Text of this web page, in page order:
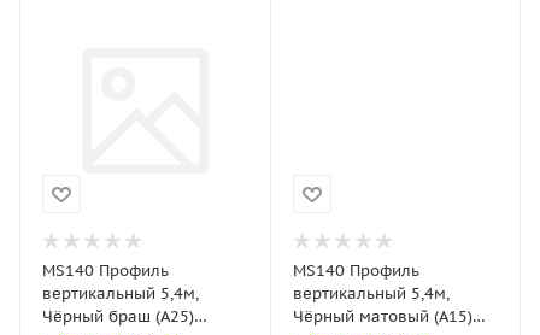
MS140 Профиль
вертикальный 5,4м,
Чёрный браш (А25)
MS140 Профиль
вертикальный 5,4м,
Чёрный матовый (А15)